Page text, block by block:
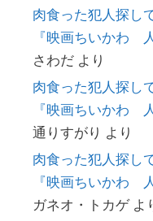
肉食った犯人探し
『映画ちいかわ
さわだ より
肉食った犯人探し
『映画ちいかわ
通りすがり より
肉食った犯人探し
『映画ちいかわ
ガネオ・トカゲよ